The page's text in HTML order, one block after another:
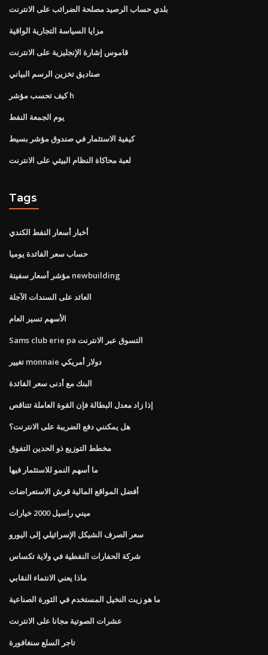
بلدي حساب الرصيد مصلحة الضرائب على الانترنت
مزايا السياسة التجارية الواقية
قاموس إشارة الإنجليزية على الانترنت
صناديق تخزين الرسم البياني
كيف تحسب مؤشر h
يوم الجمعة النفط
كيفية الاستثمار في صندوق مؤشر بسيط
لعبة محاكاة النظام البيئي على الانترنت
Tags
أخبار أسعار النفط الكندي
حساب سعر الفائدة يوميا
مؤشر أسعار سفينة newbuilding
العائد على السندات الآجلة
الأسهم تسير العام
Sams club erie pa التسوق عبر الانترنت
تغيير monnaie دولار أمريكي
البنك مع أدنى سعر الفائدة
إذا زاد معدل البطالة فإن القوة العاملة تتناقص
هل يمكنني دفع الضريبة على الانترنت؟
مخطط التوزيع ذو الحدين التفوق
ما أسهم النمو للاستثمار فيها
أفضل المواقع المالية قرش الاستعراضات
ميني راسيل 2000 خيارات
سعر الصرف الشيكل الإسرائيلي إلى اليورو
شركة الحفارات النفطية في ولاية تكساس
ماذا يعني الانتماء النقابي
ما هو زيت النخيل المستخدم في الثورة الصناعية
عشرات الصوتية مجانا على الانترنت
تاجر السلع سنغافورة